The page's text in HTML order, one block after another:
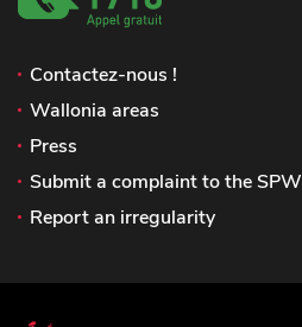
Contactez-nous !
Wallonia areas
Press
Submit a complaint to the SPW
Report an irregularity